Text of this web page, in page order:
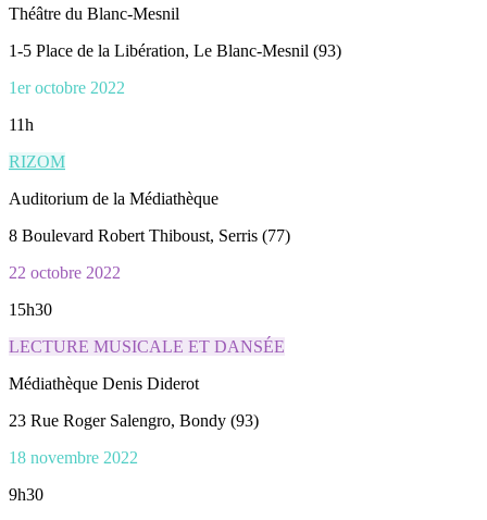
Théâtre du Blanc-Mesnil
1-5 Place de la Libération, Le Blanc-Mesnil (93)
1er octobre 2022
11h
RIZOM
Auditorium de la Médiathèque
8 Boulevard Robert Thiboust, Serris (77)
22 octobre 2022
15h30
LECTURE MUSICALE ET DANSÉE
Médiathèque Denis Diderot
23 Rue Roger Salengro, Bondy (93)
18 novembre 2022
9h30